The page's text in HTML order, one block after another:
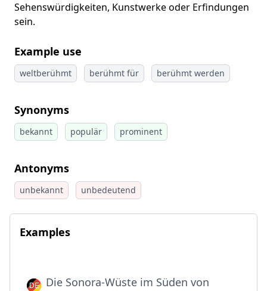
Sehenswürdigkeiten, Kunstwerke oder Erfindungen
sein.
Example use
weltberühmt berühmt für berühmt werden
Synonyms
bekannt populär prominent
Antonyms
unbekannt unbedeutend
Examples
Die Sonora-Wüste im Süden von